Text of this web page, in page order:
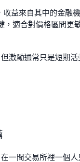
收益來自其中的金融機
，適合對價格區間更
激勵通常只是短期活
一間交易所裡一個人